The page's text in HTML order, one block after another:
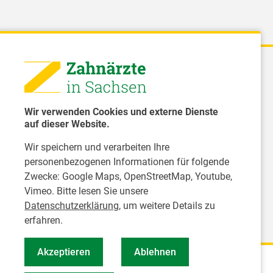
Wir verwenden Cookies und externe Dienste
auf dieser Website.
Wir speichern und verarbeiten Ihre
personenbezogenen Informationen für folgende
Zwecke: Google Maps, OpenStreetMap, Youtube,
Vimeo. Bitte lesen Sie unsere
Datenschutzerklärung, um weitere Details zu
erfahren.
Akzeptieren Ablehnen
Landeszahnärztekammer Sachsen
sachsen.de
- Landesarbeitsgemeinschaft für
des Freistaates Sachsen e.V.